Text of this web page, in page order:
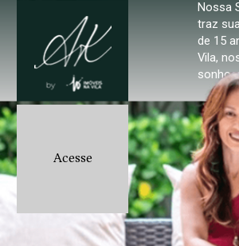
Email
CEP Valor
Mensagem
Aceito fornecer estes dados
uso interno, em concordância
privacidade.
Nossa
traz
de 15
Vila,
sonhos.
Acesse